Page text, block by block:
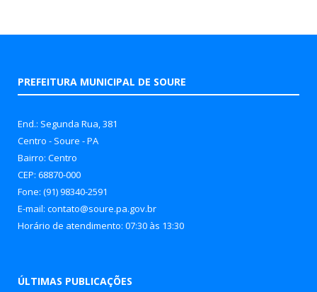
PREFEITURA MUNICIPAL DE SOURE
End.: Segunda Rua, 381
Centro - Soure - PA
Bairro: Centro
CEP: 68870-000
Fone: (91) 98340-2591
E-mail: contato@soure.pa.gov.br
Horário de atendimento: 07:30 às 13:30
ÚLTIMAS PUBLICAÇÕES